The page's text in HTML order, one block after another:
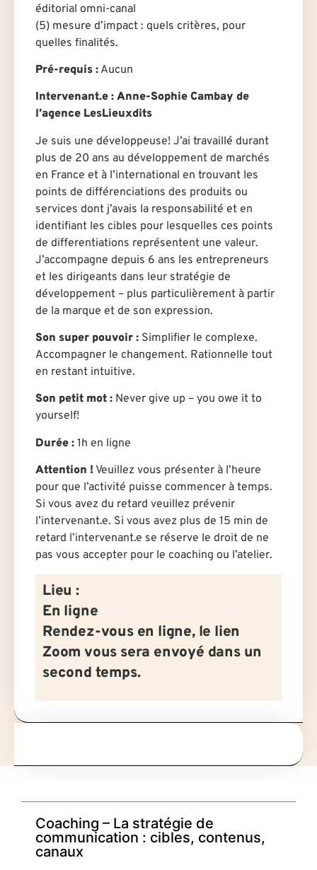
éditorial omni-canal
(5) mesure d’impact : quels critères, pour
quelles finalités.
Pré-requis : Aucun
Intervenant.e : Anne-Sophie Cambay de
l’agence LesLieuxdits
Je suis une développeuse! J’ai travaillé durant
plus de 20 ans au développement de marchés
en France et à l’international en trouvant les
points de différenciations des produits ou
services dont j’avais la responsabilité et en
identifiant les cibles pour lesquelles ces points
de differentiations représentent une valeur.
J’accompagne depuis 6 ans les entrepreneurs
et les dirigeants dans leur stratégie de
développement – plus particulièrement à partir
de la marque et de son expression.
Son super pouvoir : Simplifier le complexe.
Accompagner le changement. Rationnelle tout
en restant intuitive.
Son petit mot : Never give up – you owe it to
yourself!
Durée : 1h en ligne
Attention ! Veuillez vous présenter à l’heure
pour que l’activité puisse commencer à temps.
Si vous avez du retard veuillez prévenir
l’intervenant.e. Si vous avez plus de 15 min de
retard l’intervenant.e se réserve le droit de ne
pas vous accepter pour le coaching ou l’atelier.
Lieu :
En ligne
Rendez-vous en ligne, le lien
Zoom vous sera envoyé dans un
second temps.
Coaching – La stratégie de
communication : cibles, contenus,
canaux